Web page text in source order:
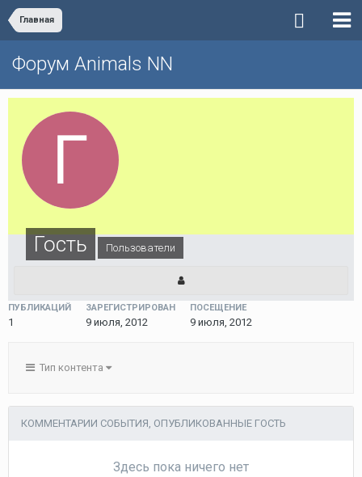
Главная
Форум Animals NN
Гость Пользователи
ПУБЛИКАЦИЙ
1
ЗАРЕГИСТРИРОВАН
9 июля, 2012
ПОСЕЩЕНИЕ
9 июля, 2012
Тип контента
КОММЕНТАРИИ СОБЫТИЯ, ОПУБЛИКОВАННЫЕ ГОСТЬ
Здесь пока ничего нет